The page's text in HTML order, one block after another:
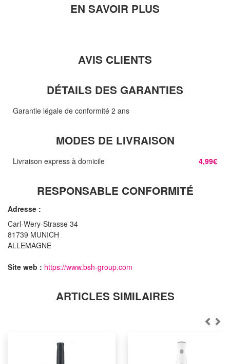
EN SAVOIR PLUS
AVIS CLIENTS
DÉTAILS DES GARANTIES
Garantie légale de conformité 2 ans
MODES DE LIVRAISON
Livraison express à domicile 4,99€
RESPONSABLE CONFORMITÉ
Adresse :
Carl-Wery-Strasse 34
81739 MUNICH
ALLEMAGNE
Site web : https://www.bsh-group.com
ARTICLES SIMILAIRES